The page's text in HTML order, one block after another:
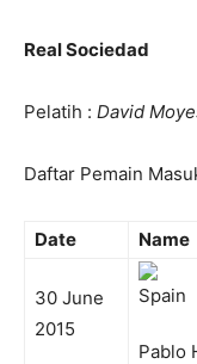
Real Sociedad
Pelatih : David
Daftar Pemain
Date Name
30 June
2015
Pablo